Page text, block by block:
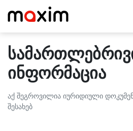
ინფორმაცია
აქ შეგროვილია იურიდიული
შესახებ